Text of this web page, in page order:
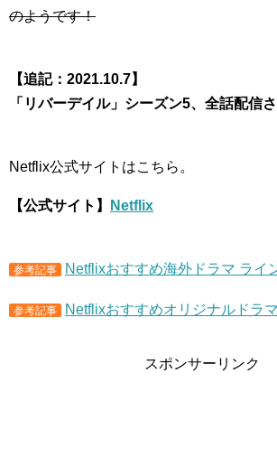
のようです！
【追記：2021.10.7】
「リバーデイル」シーズン5、全話配信さ
Netflix公式サイトはこちら。
【公式サイト】 Netflix
参考記事 Netflixおすすめ海外ドラマ ライ
参考記事 Netflixおすすめオリジナルドラ
スポンサーリンク